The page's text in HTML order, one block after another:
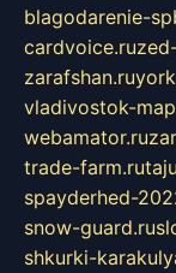
blagodarenie-
cardvoice.ru
zarafshan.ru
vladivostok-
webamator.ru
trade-farm.ru
spayderhed-
snow-guard.ru
shkurki-